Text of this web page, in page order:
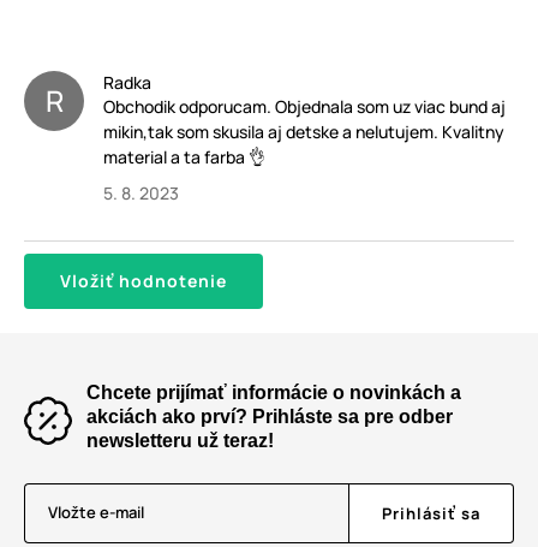
R
Radka
Obchodik odporucam. Objednala som uz viac bund aj
mikin,tak som skusila aj detske a nelutujem. Kvalitny
material a ta farba 👌
5. 8. 2023
Vložiť hodnotenie
Chcete prijímať informácie o novinkách a
akciách ako prví? Prihláste sa pre odber
newsletteru už teraz!
Vložte e-mail Prihlásiť sa